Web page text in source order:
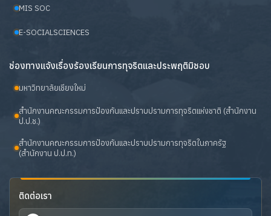
MIS SOC
E-SOCIALSCIENCES
ช่องทางแจ้งเรื่องร้องเรียนการทุจริตและประพฤติมิชอบ
มหาวิทยาลัยเชียงใหม่
สำนักงานคณะกรรมการป้องกันและปราบปรามการทุจริตแห่งชาติ (สำนักงาน
ป.ป.ช.)
สำนักงานคณะกรรมการป้องกันและปราบปรามการทุจริตในภาครัฐ
(สำนักงาน ป.ป.ท.)
ติดต่อเรา